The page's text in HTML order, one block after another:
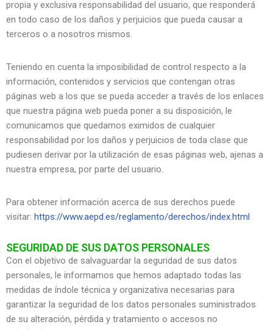
propia y exclusiva responsabilidad del usuario, que responderá
en todo caso de los daños y perjuicios que pueda causar a
terceros o a nosotros mismos.
Teniendo en cuenta la imposibilidad de control respecto a la
información, contenidos y servicios que contengan otras
páginas web a los que se pueda acceder a través de los enlaces
que nuestra página web pueda poner a su disposición, le
comunicamos que quedamos eximidos de cualquier
responsabilidad por los daños y perjuicios de toda clase que
pudiesen derivar por la utilización de esas páginas web, ajenas a
nuestra empresa, por parte del usuario.
Para obtener información acerca de sus derechos puede
visitar: https://www.aepd.es/reglamento/derechos/index.html
SEGURIDAD DE SUS DATOS PERSONALES
Con el objetivo de salvaguardar la seguridad de sus datos
personales, le informamos que hemos adaptado todas las
medidas de índole técnica y organizativa necesarias para
garantizar la seguridad de los datos personales suministrados
de su alteración, pérdida y tratamiento o accesos no